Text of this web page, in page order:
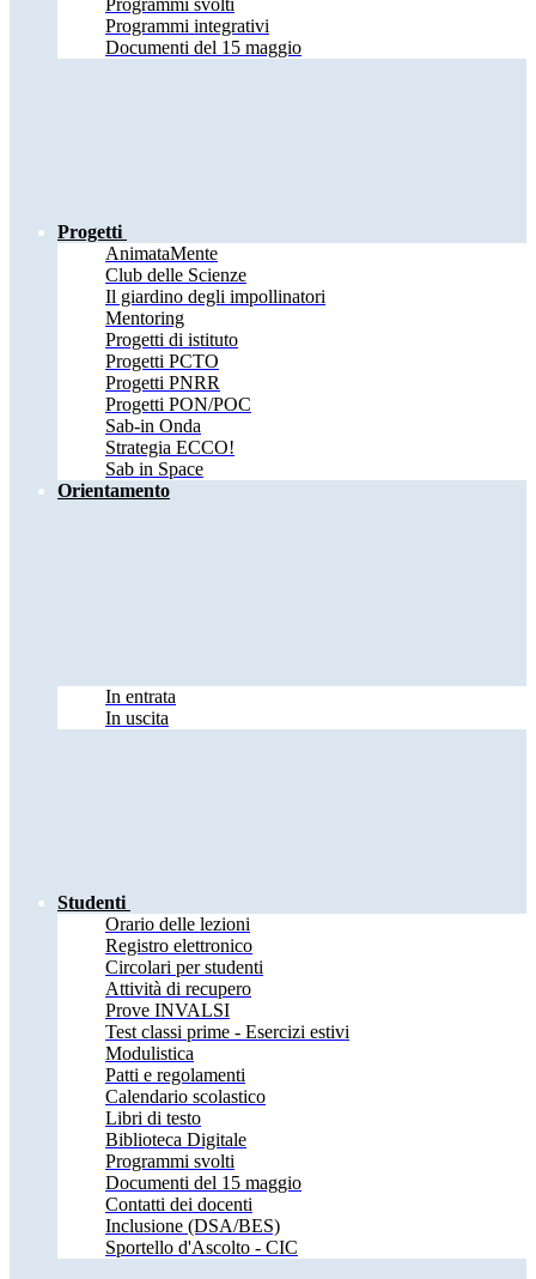
Programmi svolti
Programmi integrativi
Documenti del 15 maggio
Progetti
AnimataMente
Club delle Scienze
Il giardino degli impollinatori
Mentoring
Progetti di istituto
Progetti PCTO
Progetti PNRR
Progetti PON/POC
Sab-in Onda
Strategia ECCO!
Sab in Space
Orientamento
In entrata
In uscita
Studenti
Orario delle lezioni
Registro elettronico
Circolari per studenti
Attività di recupero
Prove INVALSI
Test classi prime - Esercizi estivi
Modulistica
Patti e regolamenti
Calendario scolastico
Libri di testo
Biblioteca Digitale
Programmi svolti
Documenti del 15 maggio
Contatti dei docenti
Inclusione (DSA/BES)
Sportello d'Ascolto - CIC